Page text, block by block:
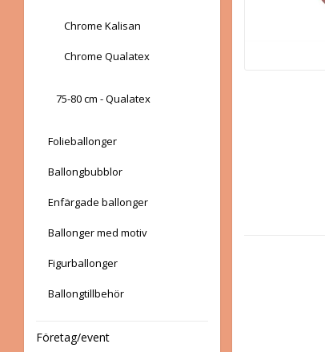
Chrome Kalisan
Chrome Qualatex
75-80 cm - Qualatex
Folieballonger
Ballongbubblor
Enfärgade ballonger
Ballonger med motiv
Figurballonger
Ballongtillbehör
Företag/event